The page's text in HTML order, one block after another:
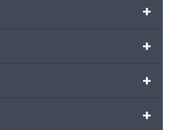
+
+
+
+